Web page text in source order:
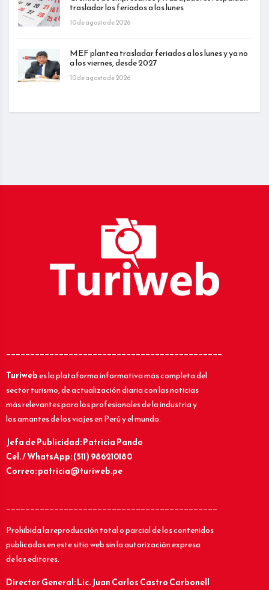
trasladar los feriados a los lunes
10 de agosto de 2026
MEF plantea trasladar feriados a los lunes y ya no
a los viernes, desde 2027
10 de agosto de 2026
_____________________________________________
Turiwebes la plataforma informativa más completa del
sector turismo, de actualización diaria con las noticias
más relevantes para los profesionales de la industria y
los amantes de los viajes en Perú y el mundo.
Jefa de Publicidad: Patricia Pando
Cel. / WhatsApp: (511) 986210180
Correo: patricia@turiweb.pe
____________________________________________
Prohibida la reproducción total o parcial de los contenidos
publicados en este sitio web sin la autorización expresa
de los editores.
Director General: Lic.Juan Carlos Castro Carbonell